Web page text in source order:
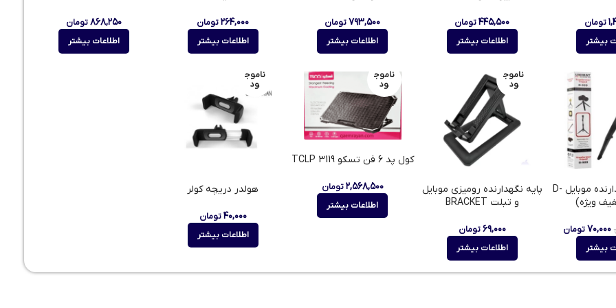
تومان
بیشتر
۴۴۵,۵۰۰تومان
اطلاعات بیشتر
۷۹۳,۵۰۰ تومان
اطلاعات بیشتر
۲۶۴,۰۰۰ تومان
اطلاعات بیشتر
۸۶۸,۲۵۰ تومان
اطلاعات بیشتر
سه پایه نگهدارنده موبایل D-
۷۰,۰۰۰ تومان
بیشتر
ناموج
ود
پایه نگهدارنده رومیزی موبایل
و تبلت BRACKET
۶۹,۰۰۰ تومان
اطلاعات بیشتر
ناموج
ود
کول پد 6 فن تسکو TCLP 3119
۲,۵۶۸,۵۰۰ تومان
اطلاعات بیشتر
ناموج
ود
هولدر دریچه کولر
۴۰,۰۰۰تومان
اطلاعات بیشتر